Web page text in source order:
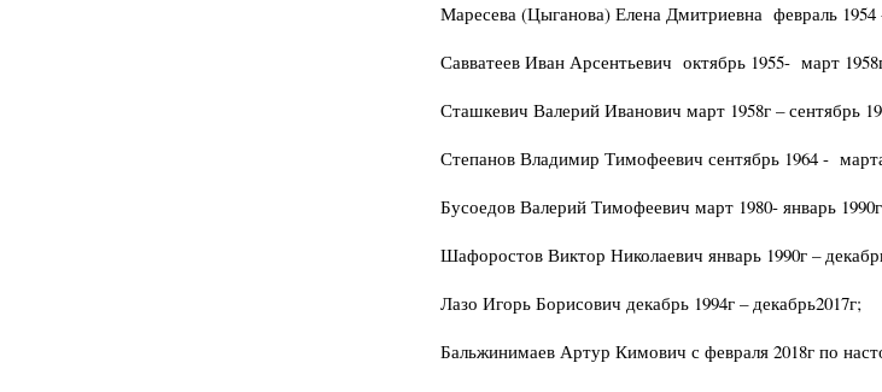
Маресева (Цыганова) Елена Дмитриевна февраль 1954
Савватеев Иван Арсентьевич октябрь 1955- март
Сташкевич Валерий Иванович март 1958г – сентябрь
Степанов Владимир Тимофеевич сентябрь 1964 -
Бусоедов Валерий Тимофеевич март 1980- январь
Шафоростов Виктор Николаевич январь 1990г –
Лазо Игорь Борисович декабрь 1994г – декабрь2017г;
Бальжинимаев Артур Кимович с февраля 2018г по